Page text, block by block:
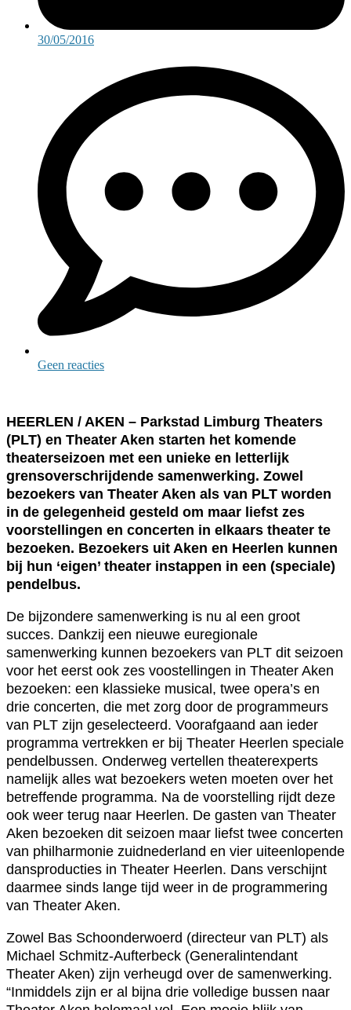
30/05/2016
Geen reacties
HEERLEN / AKEN – Parkstad Limburg Theaters
(PLT) en Theater Aken starten het komende
theaterseizoen met een unieke en letterlijk
grensoverschrijdende samenwerking. Zowel
bezoekers van Theater Aken als van PLT worden
in de gelegenheid gesteld om maar liefst zes
voorstellingen en concerten in elkaars theater te
bezoeken. Bezoekers uit Aken en Heerlen kunnen
bij hun ‘eigen’ theater instappen in een (speciale)
pendelbus.
De bijzondere samenwerking is nu al een groot
succes. Dankzij een nieuwe euregionale
samenwerking kunnen bezoekers van PLT dit seizoen
voor het eerst ook zes voostellingen in Theater Aken
bezoeken: een klassieke musical, twee opera’s en
drie concerten, die met zorg door de programmeurs
van PLT zijn geselecteerd. Voorafgaand aan ieder
programma vertrekken er bij Theater Heerlen speciale
pendelbussen. Onderweg vertellen theaterexperts
namelijk alles wat bezoekers weten moeten over het
betreffende programma. Na de voorstelling rijdt deze
ook weer terug naar Heerlen. De gasten van Theater
Aken bezoeken dit seizoen maar liefst twee concerten
van philharmonie zuidnederland en vier uiteenlopende
dansproducties in Theater Heerlen. Dans verschijnt
daarmee sinds lange tijd weer in de programmering
van Theater Aken.
Zowel Bas Schoonderwoerd (directeur van PLT) als
Michael Schmitz-Aufterbeck (Generalintendant
Theater Aken) zijn verheugd over de samenwerking.
“Inmiddels zijn er al bijna drie volledige bussen naar